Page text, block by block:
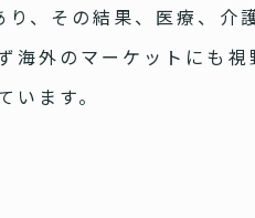
、その結果、医療、
外のマーケットにも
ます。